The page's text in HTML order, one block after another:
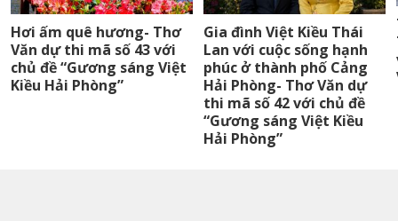
Hơi ấm quê hương- Thơ
Văn dự thi mã số 43 với
chủ đề “Gương sáng Việt
Kiều Hải Phòng”
Gia đình Việt Kiều Thái
Lan với cuộc sống hạnh
phúc ở thành phố Cảng
Hải Phòng- Thơ Văn dự
thi mã số 42 với chủ đề
“Gương sáng Việt Kiều
Hải Phòng”